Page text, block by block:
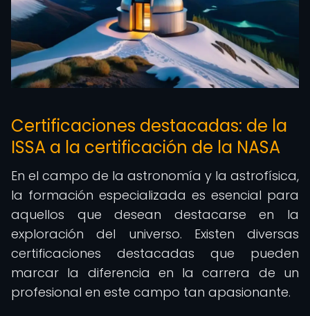
Certificaciones destacadas: de la
ISSA a la certificación de la NASA
En el campo de la astronomía y la astrofísica,
la formación especializada es esencial para
aquellos que desean destacarse en la
exploración del universo. Existen diversas
certificaciones destacadas que pueden
marcar la diferencia en la carrera de un
profesional en este campo tan apasionante.